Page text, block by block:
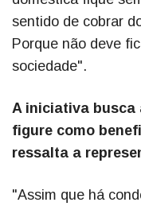
sentido de cobrar
Porque não deve
sociedade".
A iniciativa busca
figure como
ressalta a
"Assim que há